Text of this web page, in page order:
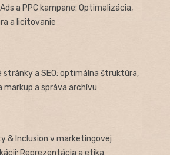
a PPC kampane: Optimalizácia,
a licitovanie
stránky a SEO: optimálna štruktúra,
markup a správa archívu
& Inclusion v marketingovej